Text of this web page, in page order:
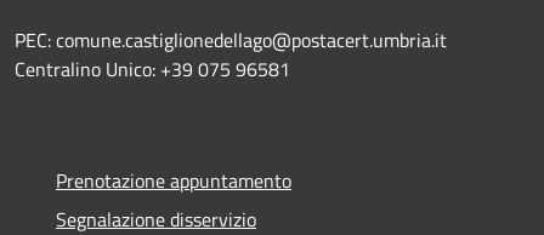
PEC: comune.castiglionedellago@postacert.umbria.it
Centralino Unico: +39 075 96581
Prenotazione appuntamento
Segnalazione disservizio